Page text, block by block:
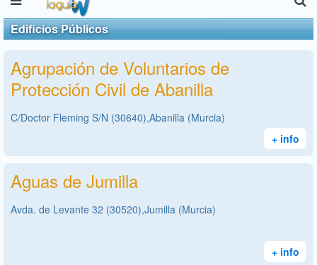
Edificios Públicos
Agrupación de Voluntarios de
Protección Civil de Abanilla
C/Doctor Fleming S/N (30640),Abanilla (Murcia)
+ info
Aguas de Jumilla
Avda. de Levante 32 (30520),Jumilla (Murcia)
+ info